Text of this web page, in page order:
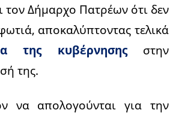
τον Δήμαρχο Πατρέων ότι δεν
αποκαλύπτοντας τελικά
της κυβέρνησηςστην
της.
να απολογούνται για την